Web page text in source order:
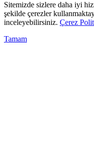
Sitemizde sizlere daha iyi
şekilde çerezler
inceleyebilirsiniz. Çerez
Tamam